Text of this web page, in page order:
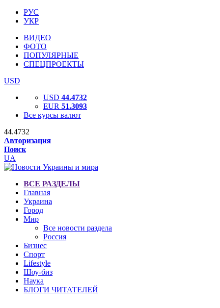
РУС
УКР
ВИДЕО
ФОТО
ПОПУЛЯРНЫЕ
СПЕЦПРОЕКТЫ
USD
USD 44.4732
EUR 51.3093
Все курсы валют
44.4732
Авторизация
Поиск
UA
ВСЕ РАЗДЕЛЫ
Главная
Украина
Город
Мир
Все новости раздела
Россия
Бизнес
Спорт
Lifestyle
Шоу-биз
Наука
БЛОГИ ЧИТАТЕЛЕЙ